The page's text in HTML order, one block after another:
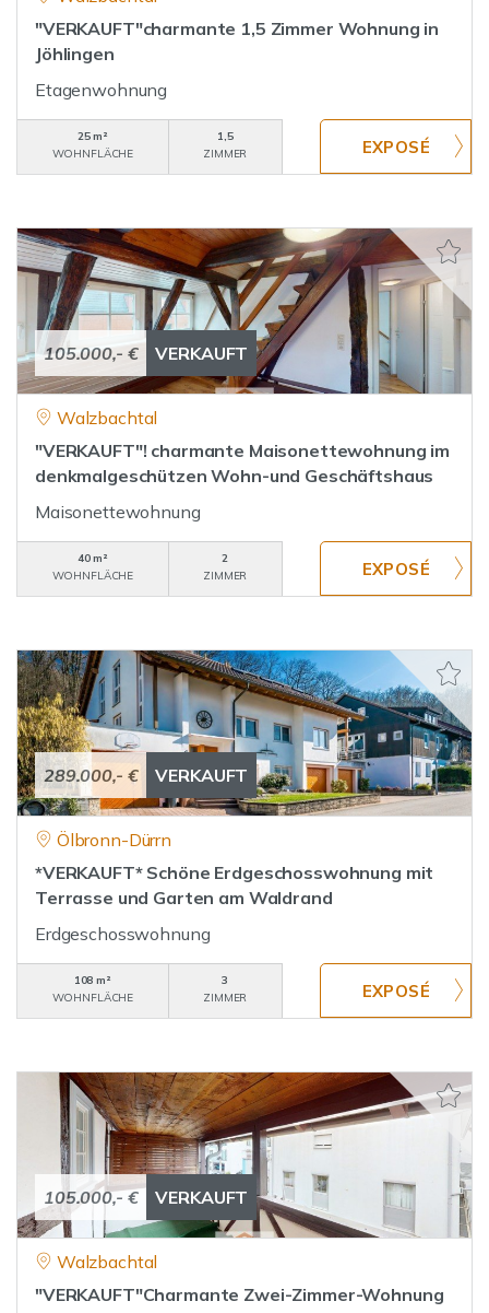
"VERKAUFT"charmante 1,5 Zimmer Wohnung in
Jöhlingen
Etagenwohnung
25 m²
WOHNFLÄCHE
1,5
ZIMMER
105.000,- € VERKAUFT
Walzbachtal
"VERKAUFT"! charmante Maisonettewohnung im
denkmalgeschützen Wohn-und Geschäftshaus
Maisonettewohnung
40 m²
WOHNFLÄCHE
2
ZIMMER
289.000,- € VERKAUFT
Ölbronn-Dürrn
*VERKAUFT* Schöne Erdgeschosswohnung mit
Terrasse und Garten am Waldrand
Erdgeschosswohnung
108 m²
WOHNFLÄCHE
3
ZIMMER
105.000,- € VERKAUFT
Walzbachtal
"VERKAUFT"Charmante Zwei-Zimmer-Wohnung